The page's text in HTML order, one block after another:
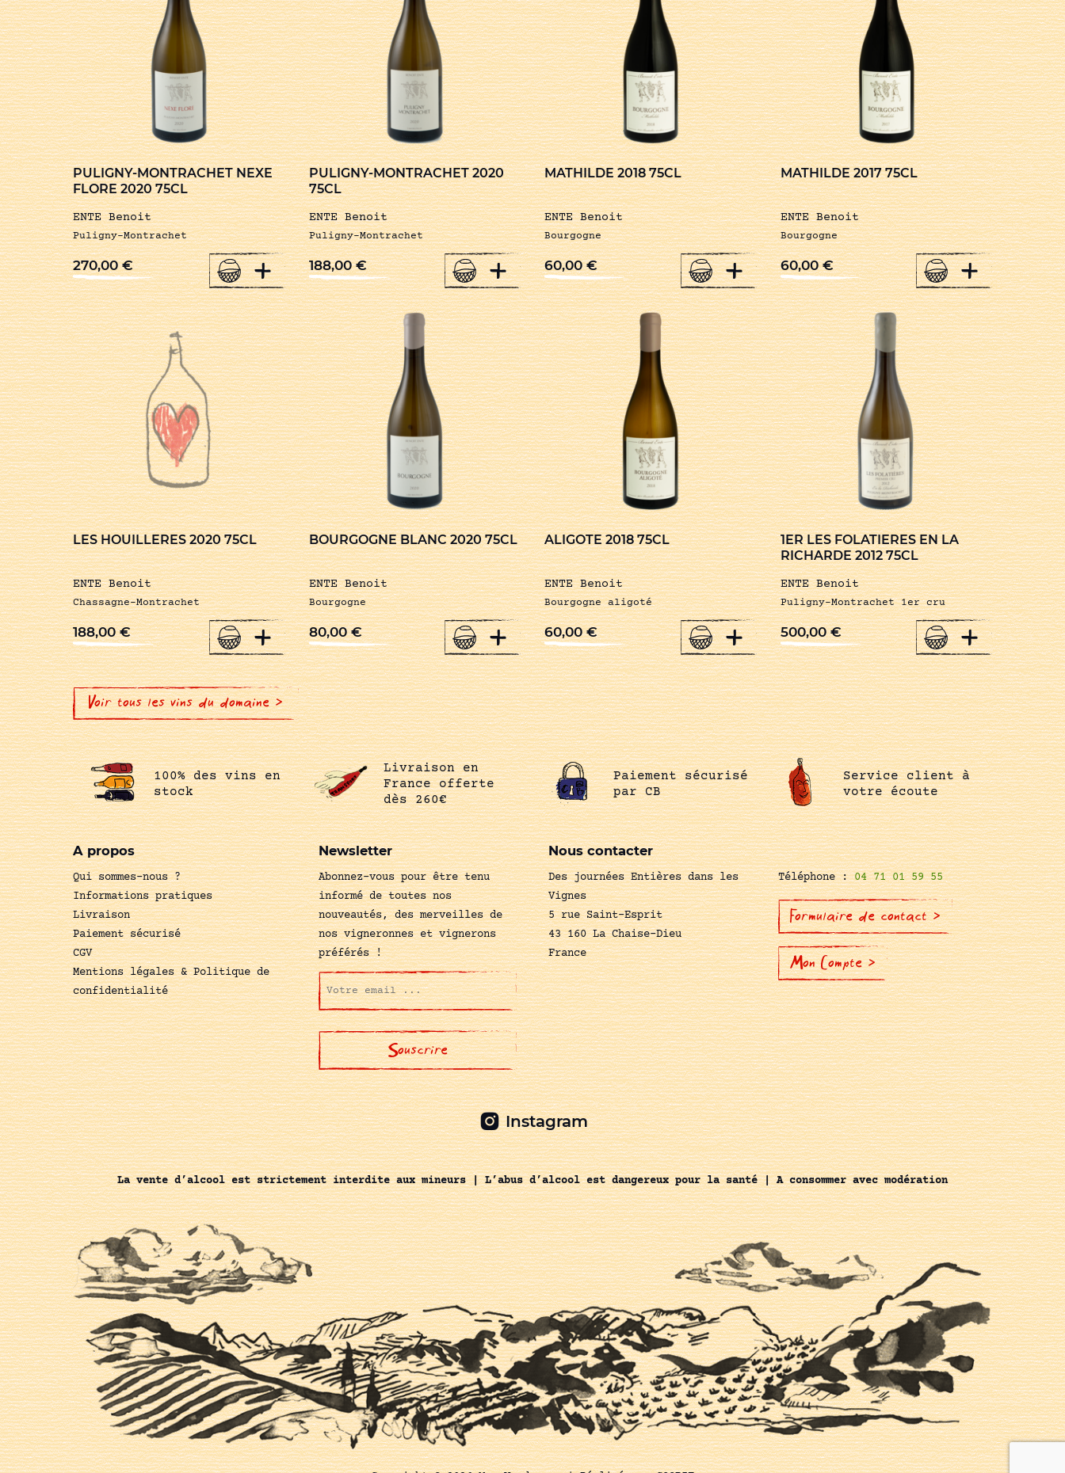
PULIGNY-MONTRACHET NEXE
FLORE 2020 75CL
ENTE Benoit
Puligny-Montrachet
270,00€ +
PULIGNY-MONTRACHET 2020
75CL
ENTE Benoit
Puligny-Montrachet
188,00€ +
MATHILDE 2018 75CL
ENTE Benoit
Bourgogne
60,00€ +
MATHILDE 2017 75CL
ENTE Benoit
Bourgogne
60,00€ +
LES HOUILLERES 2020 75CL
ENTE Benoit
Chassagne-Montrachet
188,00€ +
BOURGOGNE BLANC 2020 75CL
ENTE Benoit
Bourgogne
80,00€ +
ALIGOTE 2018 75CL
ENTE Benoit
Bourgogne aligoté
60,00€ +
1ER LES FOLATIERES EN LA
RICHARDE 2012 75CL
ENTE Benoit
Puligny-Montrachet 1er cru
500,00€ +
Voir tous les vins du domaine >
100% des vins en
stock
Livraison en
France offerte
dès 260€
Paiement sécurisé
par CB
Service client à
votre écoute
A propos
Qui sommes-nous ?
Informations pratiques
Livraison
Paiement sécurisé
CGV
Mentions légales & Politique de
confidentialité
Newsletter
Abonnez-vous pour être tenu
informé de toutes nos
nouveautés, des merveilles de
nos vigneronnes et vignerons
préférés !
Nous contacter
Des journées Entières dans les
Vignes
5 rue Saint-Esprit
43 160 La Chaise-Dieu
France
Téléphone :04 71 01 59 55
Formulaire de contact >
Mon Compte >
Instagram
La vente d’alcool est strictement interdite aux mineurs | L’abus d’alcool est dangereux pour la santé | A consommer avec modération